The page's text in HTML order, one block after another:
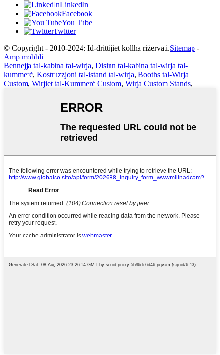
LinkedIn
Facebook
You Tube
Twitter
© Copyright - 2010-2024: Id-drittijiet kollha riżervati.Sitemap -
Amp mobbli
Bennejja tal-kabina tal-wirja, Disinn tal-kabina tal-wirja tal-
kummerċ, Kostruzzjoni tal-istand tal-wirja, Booths tal-Wirja
Custom, Wirjiet tal-Kummerċ Custom, Wirja Custom Stands,